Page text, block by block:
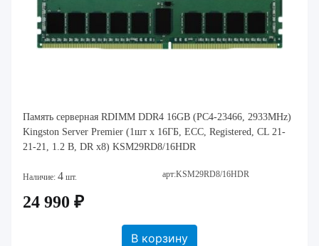
Память серверная RDIMM DDR4 16GB (PC4-23466, 2933MHz)
Kingston Server Premier (1шт x 16ГБ, ECC, Registered, CL 21-
21-21, 1.2 В, DR x8) KSM29RD8/16HDR
Наличие: 4 шт. арт:KSM29RD8/16HDR
24 990 ₽
В корзину